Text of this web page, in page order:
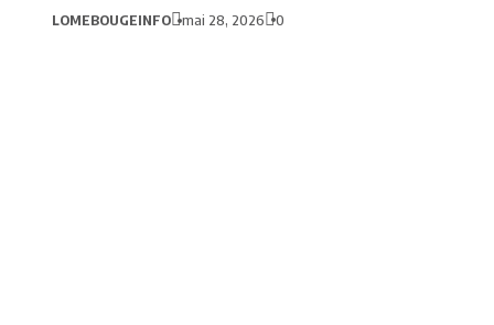
LOMEBOUGEINFO mai 28, 2026 0